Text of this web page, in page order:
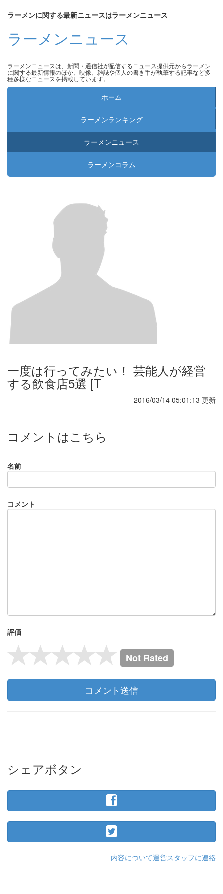
ラーメンに関する最新ニュースはラーメンニュース
ラーメンニュース
ラーメンニュースは、新聞・通信社が配信するニュース提供元からラーメン
に関する最新情報のほか、映像、雑誌や個人の書き手が執筆する記事など多
種多様なニュースを掲載しています。
ホーム
ラーメンランキング
ラーメンニュース
ラーメンコラム
一度は行ってみたい！ 芸能人が経営
する飲食店5選 [T
2016/03/14 05:01:13 更新
コメントはこちら
名前
コメント
評価
Not Rated
コメント送信
シェアボタン
内容について運営スタッフに連絡